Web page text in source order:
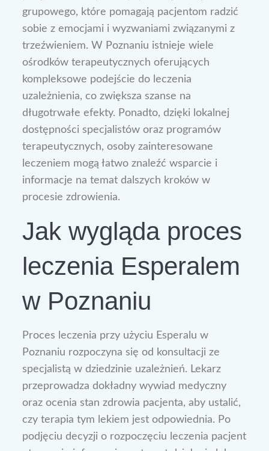
grupowego, które pomagają pacjentom radzić
sobie z emocjami i wyzwaniami związanymi z
trzeźwieniem. W Poznaniu istnieje wiele
ośrodków terapeutycznych oferujących
kompleksowe podejście do leczenia
uzależnienia, co zwiększa szanse na
długotrwałe efekty. Ponadto, dzięki lokalnej
dostępności specjalistów oraz programów
terapeutycznych, osoby zainteresowane
leczeniem mogą łatwo znaleźć wsparcie i
informacje na temat dalszych kroków w
procesie zdrowienia.
Jak wygląda proces
leczenia Esperalem
w Poznaniu
Proces leczenia przy użyciu Esperalu w
Poznaniu rozpoczyna się od konsultacji ze
specjalistą w dziedzinie uzależnień. Lekarz
przeprowadza dokładny wywiad medyczny
oraz ocenia stan zdrowia pacjenta, aby ustalić,
czy terapia tym lekiem jest odpowiednia. Po
podjęciu decyzji o rozpoczęciu leczenia pacjent